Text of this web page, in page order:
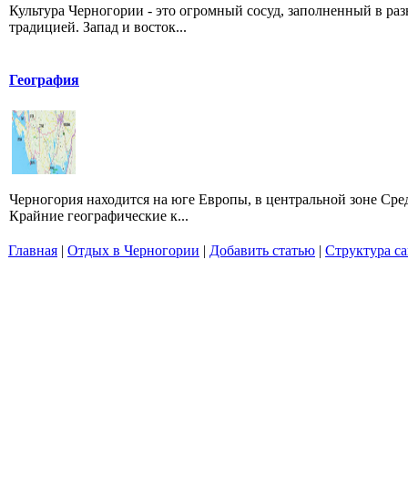
Культура Черногории - это огромный сосуд, заполненный в
традицией. Запад и восток...
География
Черногория находится на юге Европы, в центральной зоне
Крайние географические к...
Главная | Отдых в Черногории | Добавить статью | Структура